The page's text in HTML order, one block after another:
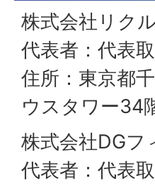
株式会社リク
代表者：代表
住所：東京都
ウスタワー34
株式会社DG
代表者：代表